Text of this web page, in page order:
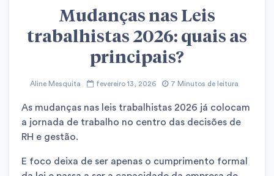
Mudanças nas Leis
trabalhistas 2026: quais as
principais?
Aline Mesquita fevereiro 13, 2026 7 Minutos de leitura
As mudanças nas leis trabalhistas 2026 já colocam
a jornada de trabalho no centro das decisões de
RH e gestão.
E foco deixa de ser apenas o cumprimento formal